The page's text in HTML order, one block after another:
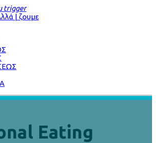
trigger
Eating